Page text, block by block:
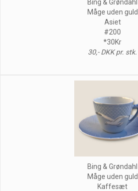
Bing & Grøndahl
Måge uden guld
Asiet
#200
*30Kr
30,- DKK pr. stk.
Bing & Grøndahl
Måge uden guld
Kaffesæt